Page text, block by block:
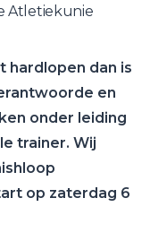
Atletiekunie
hardlopen dan is
en
onder leiding
trainer. Wij
op zaterdag 6